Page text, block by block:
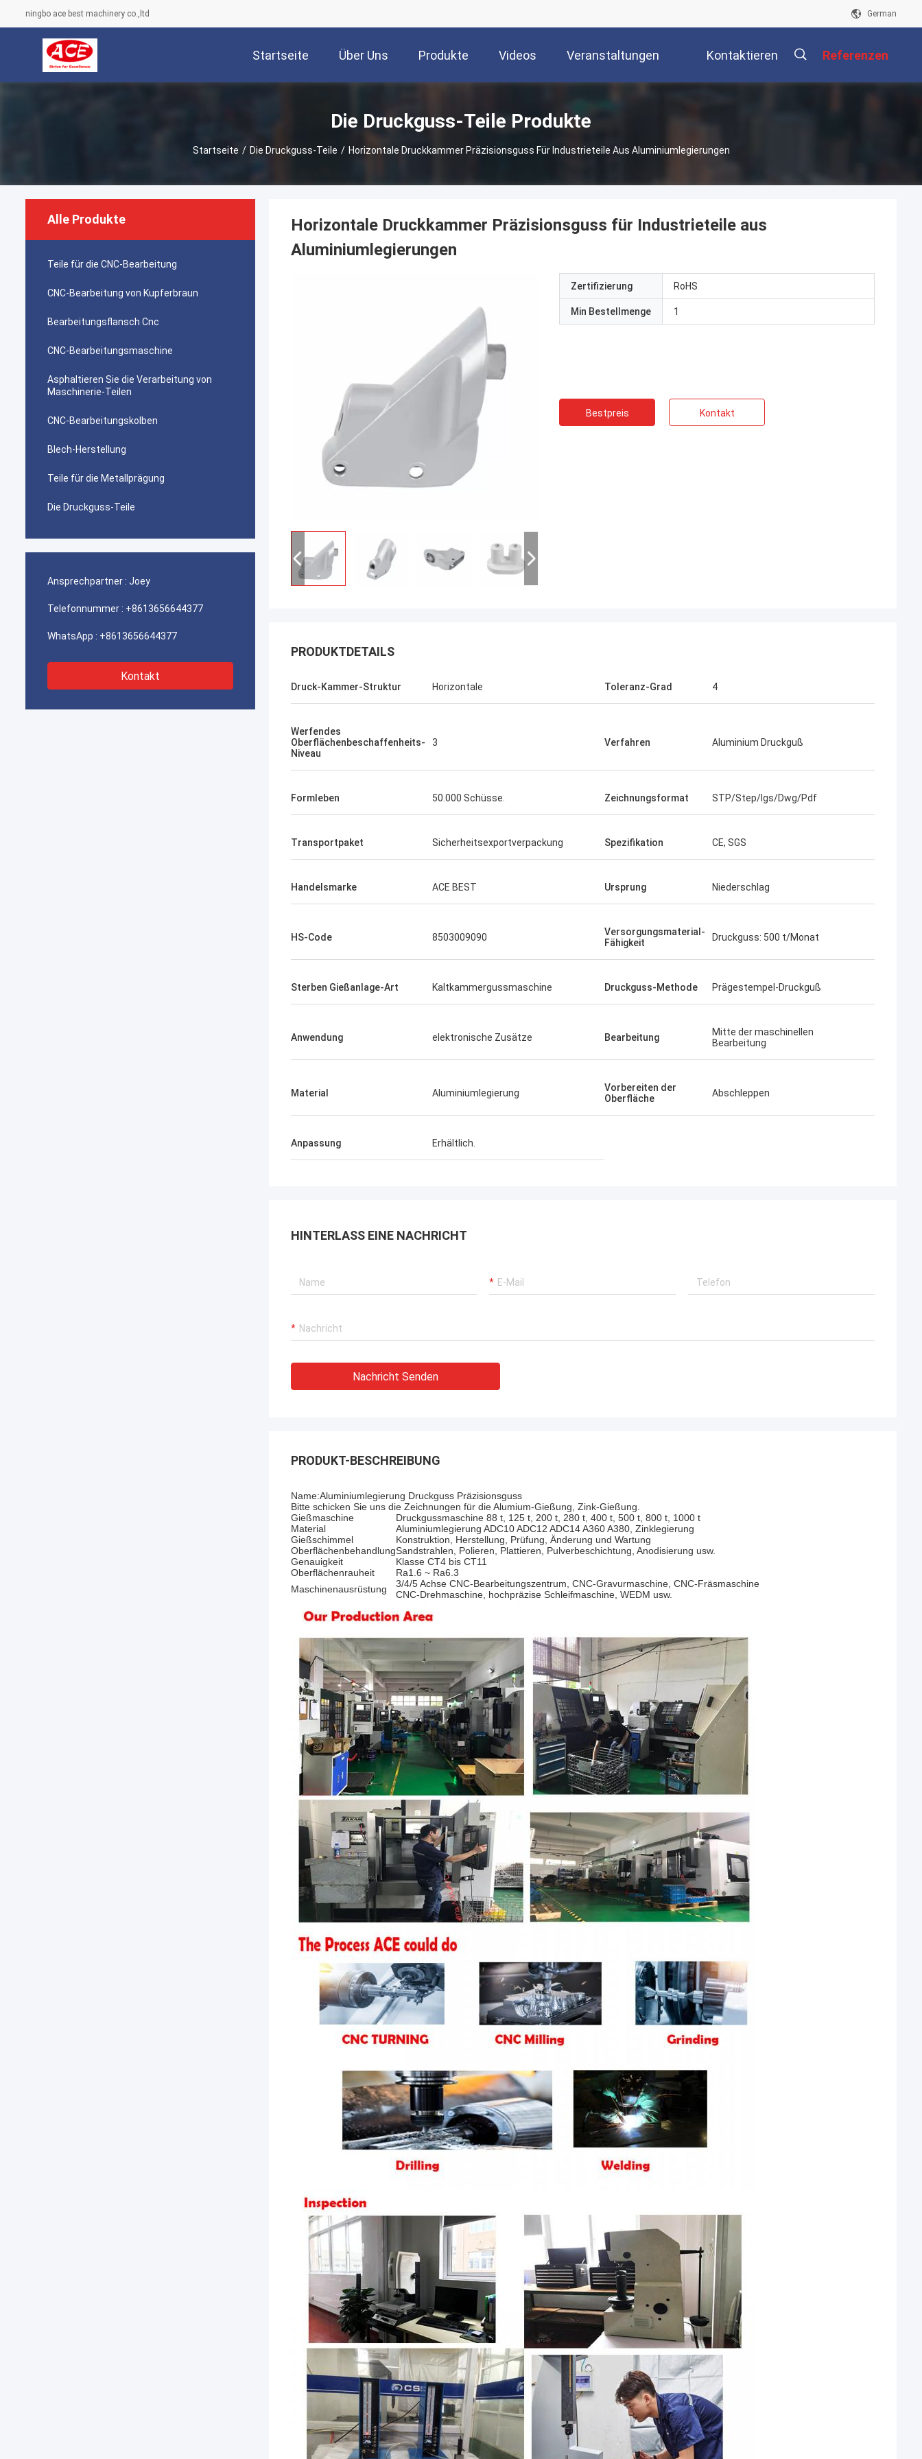
ningbo ace best machinery co.,ltd German
Startseite Über Uns Produkte Videos Veranstaltungen Kontaktieren Referenzen
Die Druckguss-Teile Produkte
Startseite / Die Druckguss-Teile / Horizontale Druckkammer Präzisionsguss Für Industrieteile Aus Aluminiumlegierungen
Alle Produkte
Teile für die CNC-Bearbeitung
CNC-Bearbeitung von Kupferbraun
Bearbeitungsflansch Cnc
CNC-Bearbeitungsmaschine
Asphaltieren Sie die Verarbeitung von
Maschinerie-Teilen
CNC-Bearbeitungskolben
Blech-Herstellung
Teile für die Metallprägung
Die Druckguss-Teile
Ansprechpartner : Joey
Telefonnummer : +8613656644377
WhatsApp : +8613656644377
Kontakt
Horizontale Druckkammer Präzisionsguss für Industrieteile aus
Aluminiumlegierungen
Zertifizierung RoHS
Min Bestellmenge 1
Bestpreis Kontakt
PRODUKTDETAILS
Druck-Kammer-Struktur Horizontale Toleranz-Grad 4
Werfendes
Oberflächenbeschaffenheits-
Niveau
3 Verfahren Aluminium Druckguß
Formleben 50.000 Schüsse. Zeichnungsformat STP/Step/Igs/Dwg/Pdf
Transportpaket Sicherheitsexportverpackung Spezifikation CE, SGS
Handelsmarke ACE BEST Ursprung Niederschlag
HS-Code 8503009090
Versorgungsmaterial-
Fähigkeit
Druckguss: 500 t/Monat
Sterben Gießanlage-Art Kaltkammergussmaschine Druckguss-Methode Prägestempel-Druckguß
Anwendung elektronische Zusätze Bearbeitung
Mitte der maschinellen
Bearbeitung
Material Aluminiumlegierung
Vorbereiten der
Oberfläche
Abschleppen
Anpassung Erhältlich.
HINTERLASS EINE NACHRICHT
Nachricht Senden
PRODUKT-BESCHREIBUNG
Name:Aluminiumlegierung Druckguss Präzisionsguss
Bitte schicken Sie uns die Zeichnungen für die Alumium-Gießung, Zink-Gießung.
Gießmaschine
Druckgussmaschine 88 t, 125 t, 200 t, 280 t, 400 t, 500 t, 800 t, 1000 t
Material
Aluminiumlegierung ADC10 ADC12 ADC14 A360 A380, Zinklegierung
Gießschimmel
Konstruktion, Herstellung, Prüfung, Änderung und Wartung
OberflächenbehandlungSandstrahlen, Polieren, Plattieren, Pulverbeschichtung, Anodisierung usw.
Genauigkeit
Klasse CT4 bis CT11
Oberflächenrauheit
Ra1.6 ~ Ra6.3
Maschinenausrüstung
3/4/5 Achse CNC-Bearbeitungszentrum, CNC-Gravurmaschine, CNC-Fräsmaschine
CNC-Drehmaschine, hochpräzise Schleifmaschine, WEDM usw.